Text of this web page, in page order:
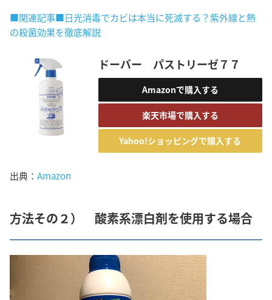
■関連記事■日光消毒でカビは本当に死滅する？紫外線と熱
の殺菌効果を徹底解説
ドーバー パストリーゼ７７
Amazonで購入する
楽天市場で購入する
Yahoo!ショッピングで購入する
出典： Amazon
方法その２） 酸素系漂白剤を使用する場合